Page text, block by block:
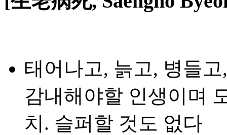
태어나고, 늙고, 병들
감내해야할 인생이며
치. 슬퍼할 것도 없다